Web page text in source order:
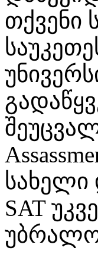
თქვენი
სახელი
SAT